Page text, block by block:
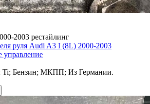
2003 рестайлинг
руля Audi A3 I (8L) 2000-2003
управление
Ti; Бензин; МКПП; Из Германии.